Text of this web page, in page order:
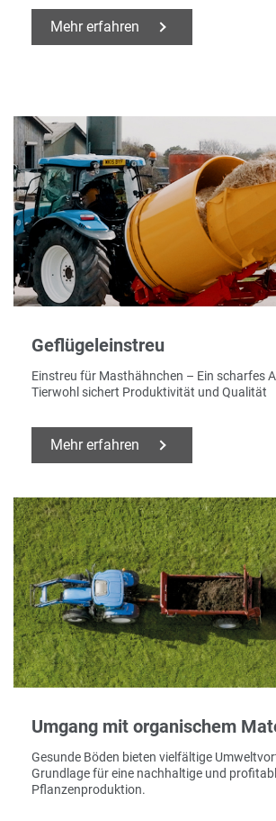
Mehr erfahren
Geflügeleinstreu
Einstreu für Masthähnchen – Ein scharfes
Tierwohl sichert Produktivität und Qualität
Mehr erfahren
Umgang mit organischem
Gesunde Böden bieten vielfältige
Grundlage für eine nachhaltige und
Pflanzenproduktion.